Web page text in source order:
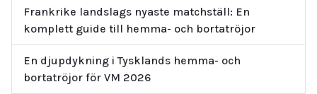
Frankrike landslags nyaste matchställ: En
komplett guide till hemma- och bortatröjor
En djupdykning i Tysklands hemma- och
bortatröjor för VM 2026